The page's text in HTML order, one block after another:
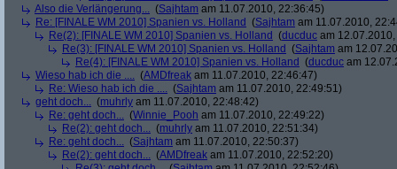
Also die Verlängerung... (Sajhtam am 11.07.2010, 22:36:45)
Re: [FINALE WM 2010] Spanien vs. Holland (Sajhtam am 11.07.2010,
Re(2): [FINALE WM 2010] Spanien vs. Holland (ducduc am
Re(3): [FINALE WM 2010] Spanien vs. Holland (Sajhtam am
Re(4): [FINALE WM 2010] Spanien vs. Holland (ducduc am
Wieso hab ich die .... (AMDfreak am 11.07.2010, 22:46:47)
Re: Wieso hab ich die .... (Sajhtam am 11.07.2010, 22:49:51)
geht doch... (muhrly am 11.07.2010, 22:48:42)
Re: geht doch... (Winnie_Pooh am 11.07.2010, 22:49:22)
Re(2): geht doch... (muhrly am 11.07.2010, 22:51:34)
Re: geht doch... (Sajhtam am 11.07.2010, 22:50:37)
Re(2): geht doch... (AMDfreak am 11.07.2010, 22:52:20)